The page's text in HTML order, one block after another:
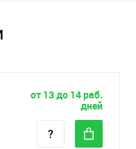
от 13 до 14 раб.
дней